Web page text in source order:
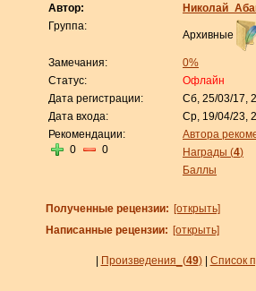
Автор:
Группа:
Архивные
Замечания:
0%
Статус:
Офлайн
Дата регистрации:
Сб, 25/03/17,
Дата входа:
Ср, 19/04/23,
Рекомендации:
0
0
Автора
Награды (4)
Баллы
Полученные рецензии: [открыть]
Написанные рецензии: [открыть]
| Произведения_ (49) | Список